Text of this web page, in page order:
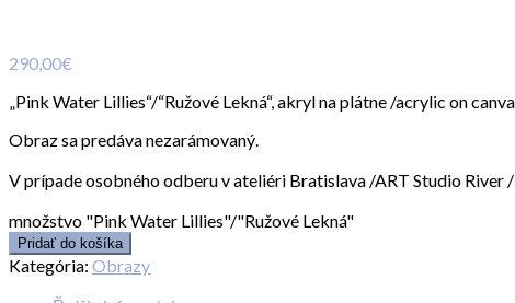
290,00€
„Pink Water Lillies“/“Ružové Lekná“, akryl na plátne /acrylic on
Obraz sa predáva nezarámovaný.
V prípade osobného odberu v ateliéri Bratislava /ART Studio
množstvo "Pink Water Lillies"/"Ružové Lekná"
Pridať do košíka
Kategória: Obrazy